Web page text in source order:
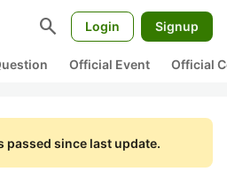
search Login Signup
Official Event Official
passed since last update.